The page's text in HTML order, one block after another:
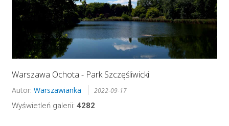
Warszawa Ochota - Park Szczęśliwicki
Autor: Warszawianka 2022-09-17
Wyświetleń galerii: 4282